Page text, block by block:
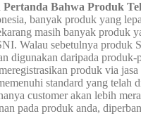
Bahwa Produk
banyak produk yang
masih banyak produk
Walau sebetulnya produk
digunakan daripada
produk via
standard yang telah
customer akan lebih
pada produk anda,